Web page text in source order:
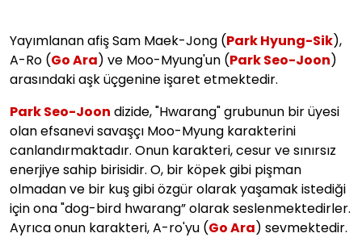
Yayımlanan afiş Sam Maek-Jong (Park Hyung-Sik),
A-Ro (Go Ara) ve Moo-Myung'un (Park Seo-Joon)
arasındaki aşk üçgenine işaret etmektedir.
Park Seo-Joon dizide, "Hwarang" grubunun bir üyesi
olan efsanevi savaşçı Moo-Myung karakterini
canlandırmaktadır. Onun karakteri, cesur ve sınırsız
enerjiye sahip birisidir. O, bir köpek gibi pişman
olmadan ve bir kuş gibi özgür olarak yaşamak istediği
için ona "dog-bird hwarang” olarak seslenmektedirler.
Ayrıca onun karakteri, A-ro'yu (Go Ara) sevmektedir.